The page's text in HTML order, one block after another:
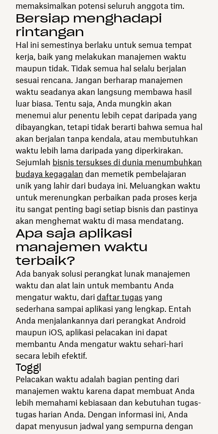
memaksimalkan potensi seluruh anggota tim.
Bersiap menghadapi
rintangan
Hal ini semestinya berlaku untuk semua tempat
kerja, baik yang melakukan manajemen waktu
maupun tidak. Tidak semua hal selalu berjalan
sesuai rencana. Jangan berharap manajemen
waktu seadanya akan langsung membawa hasil
luar biasa. Tentu saja, Anda mungkin akan
menemui alur penentu lebih cepat daripada yang
dibayangkan, tetapi tidak berarti bahwa semua hal
akan berjalan tanpa kendala, atau membutuhkan
waktu lebih lama daripada yang diperkirakan.
Sejumlah bisnis tersukses di dunia menumbuhkan
budaya kegagalan dan memetik pembelajaran
unik yang lahir dari budaya ini. Meluangkan waktu
untuk merenungkan perbaikan pada proses kerja
itu sangat penting bagi setiap bisnis dan pastinya
akan menghemat waktu di masa mendatang.
Apa saja aplikasi
manajemen waktu
terbaik?
Ada banyak solusi perangkat lunak manajemen
waktu dan alat lain untuk membantu Anda
mengatur waktu, dari daftar tugas yang
sederhana sampai aplikasi yang lengkap. Entah
Anda menjalankannya dari perangkat Android
maupun iOS, aplikasi pelacakan ini dapat
membantu Anda mengatur waktu sehari-hari
secara lebih efektif.
Toggl
Pelacakan waktu adalah bagian penting dari
manajemen waktu karena dapat membuat Anda
lebih memahami kebiasaan dan kebutuhan tugas-
tugas harian Anda. Dengan informasi ini, Anda
dapat menyusun jadwal yang sempurna dengan